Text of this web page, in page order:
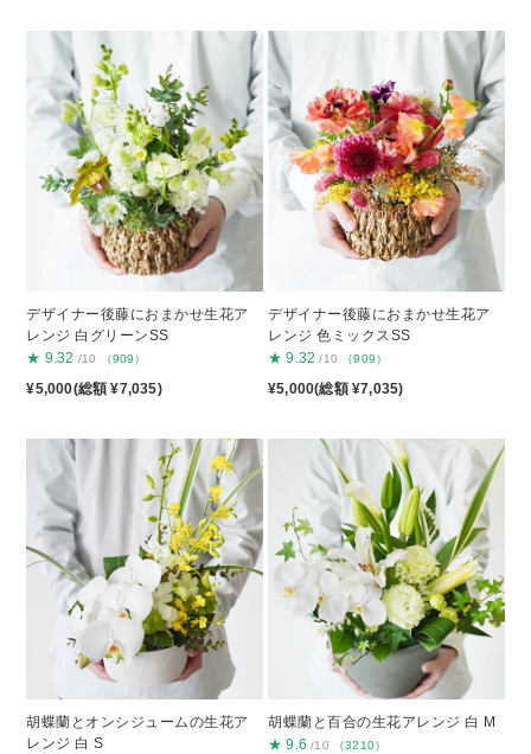
デザイナー後藤におまかせ生花ア
レンジ 白グリーンSS
★ 9.32 /10 （909）
¥5,000(総額 ¥7,035)
デザイナー後藤におまかせ生花ア
レンジ 色ミックスSS
★ 9.32 /10 （909）
¥5,000(総額 ¥7,035)
胡蝶蘭とオンシジュームの生花ア
レンジ 白 S
胡蝶蘭と百合の生花アレンジ 白 M
★ 9.6 /10 （3210）